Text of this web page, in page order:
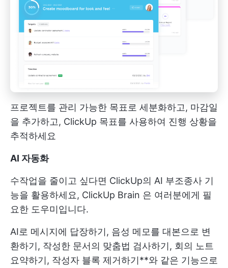
프로젝트를 관리 가능한 목표로 세분화하고, 마감일
을 추가하고, ClickUp 목표를 사용하여 진행 상황을
추적하세요
AI 자동화
수작업을 줄이고 싶다면 ClickUp의 AI 부조종사 기
능을 활용하세요, ClickUp Brain 은 여러분에게 필
요한 도우미입니다.
AI로 메시지에 답장하기, 음성 메모를 대본으로 변
환하기, 작성한 문서의 맞춤법 검사하기, 회의 노트
요약하기, 작성자 블록 제거하기**와 같은 기능으로